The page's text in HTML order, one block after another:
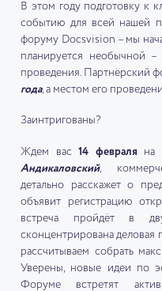
В этом году подготовку к
событию для всей нашей
форуму Docsvision – мы
планируется необычной
проведения. Партнёрский
года, а местом его
Заинтригованы?
Ждем вас 14 февраля на
Андикаловский,
детально расскажет о
объявит регистрацию
встреча пройдёт в
сконцентрирована деловая
рассчитываем собрать
Уверены, новые идеи по
Форуме встретят